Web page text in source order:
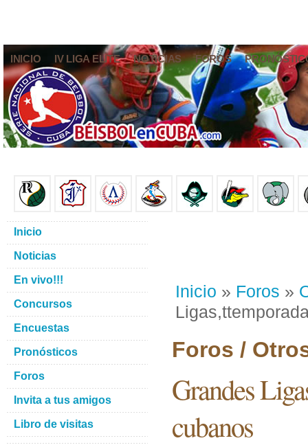
INICIO IV LIGA ELITE NOTICIAS FOROS
Inicio » Foros »
Foros /
Grandes
cubanos
Inicio
Noticias
En vivo!!!
Concursos
Encuestas
Pronósticos
Foros
Invita a tus amigos
Libro de visitas